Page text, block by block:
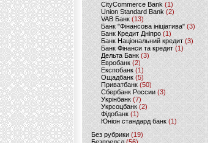
CityCommerce Bank (1)
Union Standard Bank (2)
VAB Банк (13)
Банк "Фінансова ініціатива" (3)
Банк Кредит Дніпро (1)
Банк Національний кредит (3)
Банк Фінанси та кредит (1)
Дельта Банк (3)
Евробанк(2)
Експобанк (1)
Ощадбанк(5)
Приватбанк (50)
Сбербанк России (3)
Укрінбанк(7)
Укрсоцбанк (2)
Фідобанк (1)
Юніон стандард банк(1)
Без рубрики (19)